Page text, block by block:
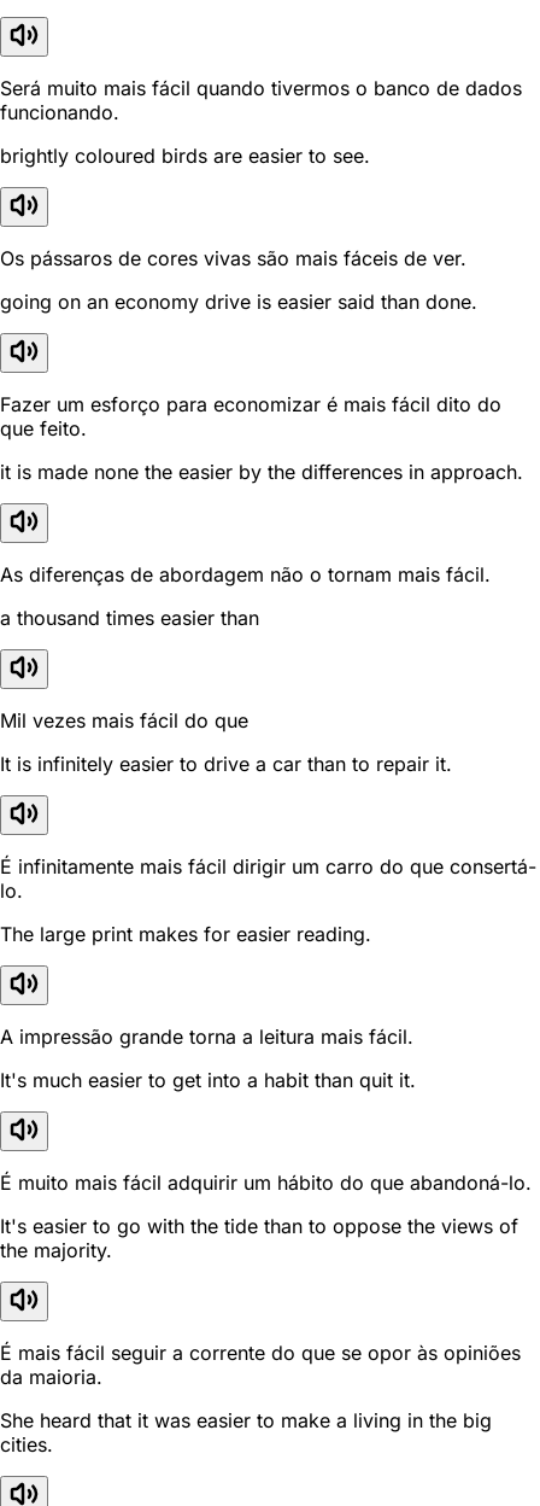
Será muito mais fácil quando tivermos o banco de dados
funcionando.
brightly coloured birds are easier to see.
Os pássaros de cores vivas são mais fáceis de ver.
going on an economy drive is easier said than done.
Fazer um esforço para economizar é mais fácil dito do
que feito.
it is made none the easier by the differences in approach.
As diferenças de abordagem não o tornam mais fácil.
a thousand times easier than
Mil vezes mais fácil do que
It is infinitely easier to drive a car than to repair it.
É infinitamente mais fácil dirigir um carro do que consertá-
lo.
The large print makes for easier reading.
A impressão grande torna a leitura mais fácil.
It's much easier to get into a habit than quit it.
É muito mais fácil adquirir um hábito do que abandoná-lo.
It's easier to go with the tide than to oppose the views of
the majority.
É mais fácil seguir a corrente do que se opor às opiniões
da maioria.
She heard that it was easier to make a living in the big
cities.